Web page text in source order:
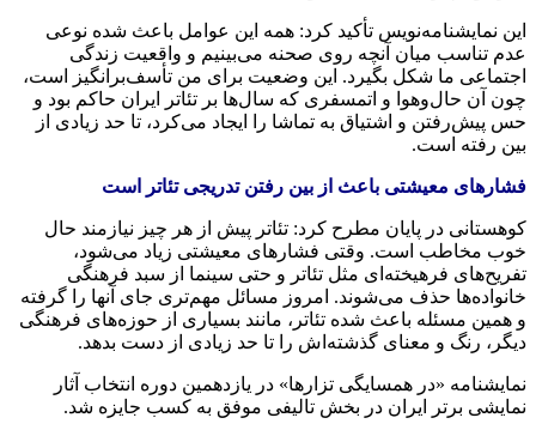
این نمایشنامه‌نویس تأکید کرد: همه این عوامل باعث شده نوعی
عدم تناسب میان آنچه روی صحنه می‌بینیم و واقعیت زندگی
اجتماعی ما شکل بگیرد. این وضعیت برای من تأسف‌برانگیز است،
چون آن حال‌وهوا و اتمسفری که سال‌ها بر تئاتر ایران حاکم بود و
حس پیش‌رفتن و اشتیاق به تماشا را ایجاد می‌کرد، تا حد زیادی از
بین رفته است.
فشارهای معیشتی باعث از بین رفتن تدریجی تئاتر است
کوهستانی در پایان مطرح کرد: تئاتر پیش از هر چیز نیازمند حال
خوب مخاطب‌ است. وقتی فشارهای معیشتی زیاد می‌شود،
تفریح‌های فرهیخته‌ای مثل تئاتر و حتی سینما از سبد فرهنگی
خانواده‌ها حذف می‌شوند. امروز مسائل مهم‌تری جای آنها را گرفته
و همین مسئله باعث شده تئاتر، مانند بسیاری از حوزه‌های فرهنگی
دیگر، رنگ و معنای گذشته‌اش را تا حد زیادی از دست بدهد.
نمایشنامه «در همسایگی تزارها» در یازدهمین دوره انتخاب آثار
نمایشی برتر ایران در بخش تالیفی موفق به کسب جایزه شد.